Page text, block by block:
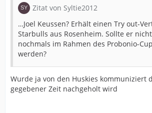
Zitat von Syltie2012
…Joel Keussen? Erhält einen Try out-
Starbulls aus Rosenheim. Sollte er
nochmals im Rahmen des Probonio-
werden?
Wurde ja von den Huskies kommuniziert
gegebener Zeit nachgeholt wird